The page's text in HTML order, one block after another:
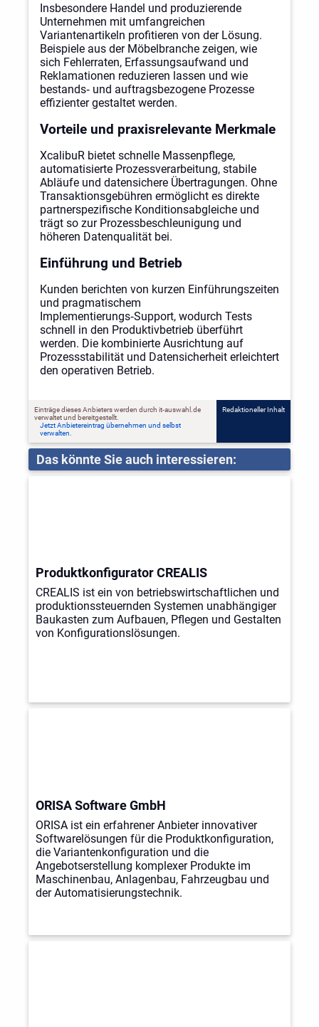
Insbesondere Handel und produzierende
Unternehmen mit umfangreichen
Variantenartikeln profitieren von der Lösung.
Beispiele aus der Möbelbranche zeigen, wie
sich Fehlerraten, Erfassungsaufwand und
Reklamationen reduzieren lassen und wie
bestands‑ und auftragsbezogene Prozesse
effizienter gestaltet werden.
Vorteile und praxisrelevante Merkmale
XcalibuR bietet schnelle Massenpflege,
automatisierte Prozessverarbeitung, stabile
Abläufe und datensichere Übertragungen. Ohne
Transaktionsgebühren ermöglicht es direkte
partnerspezifische Konditionsabgleiche und
trägt so zur Prozessbeschleunigung und
höheren Datenqualität bei.
Einführung und Betrieb
Kunden berichten von kurzen Einführungszeiten
und pragmatischem
Implementierungs‑Support, wodurch Tests
schnell in den Produktivbetrieb überführt
werden. Die kombinierte Ausrichtung auf
Prozessstabilität und Datensicherheit erleichtert
den operativen Betrieb.
Einträge dieses Anbieters werden durch it-auswahl.de
verwaltet und bereitgestellt.
Jetzt Anbietereintrag übernehmen und selbst
verwalten.
Redaktioneller Inhalt
Das könnte Sie auch interessieren:
Produktkonfigurator CREALIS
CREALIS ist ein von betriebswirtschaftlichen und
produktionssteuernden Systemen unabhängiger
Baukasten zum Aufbauen, Pflegen und Gestalten
von Konfigurationslösungen.
ORISA Software GmbH
ORISA ist ein erfahrener Anbieter innovativer
Softwarelösungen für die Produktkonfiguration,
die Variantenkonfiguration und die
Angebotserstellung komplexer Produkte im
Maschinenbau, Anlagenbau, Fahrzeugbau und
der Automatisierungstechnik.